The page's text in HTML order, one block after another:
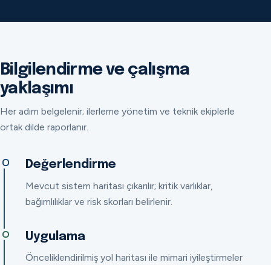
Bilgilendirme ve çalışma
yaklaşımı
Her adım belgelenir; ilerleme yönetim ve teknik ekiplerle
ortak dilde raporlanır.
Değerlendirme
Mevcut sistem haritası çıkarılır; kritik varlıklar,
bağımlılıklar ve risk skorları belirlenir.
Uygulama
Önceliklendirilmiş yol haritası ile mimari iyileştirmeler